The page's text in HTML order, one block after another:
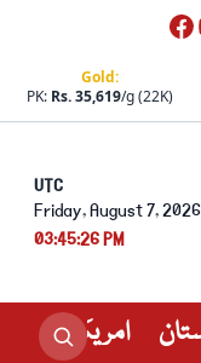
Gold:
PK: Rs. 35,619/g (22K)
UTC
Friday, August 7, 2026
03:45:26 PM
امریکہ